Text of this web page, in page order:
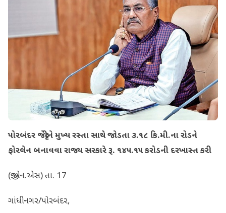
પોરબંદર જેટ્ટીને મુખ્ય રસ્તા સાથે જોડતા ૩.૧૮ કિ.મી.ના રોડને
ફોરલેન બનાવવા રાજ્ય સરકારે રૂ. ૧૪૫.૧૫ કરોડની દરખાસ્ત કરી
(જી.એન.એસ) તા. 17
ગાંધીનગર/પોરબંદર,